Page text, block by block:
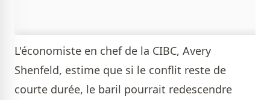
L'économiste en chef de la CIBC, Avery
Shenfeld, estime que si le conflit reste de
courte durée, le baril pourrait redescendre